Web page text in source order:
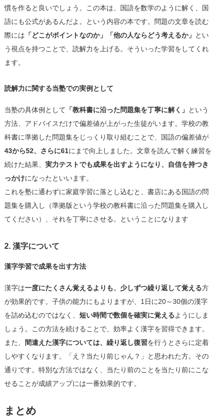
慣を作ると良いでしょう。この本は、国語を数学のように解く、国
語にも公式があるんだよ。という内容の本です。問題の文章を読む
際には 「どこがポイントなのか」「他の人ならどう考えるか」 とい
う視点を持つことで、読解力を上げる。そういった学習をしてくれ
ます。
読解力に関する当塾での実例として
当塾の具体例として 「教科書に沿った問題集を丁寧に解く」 という
方法、アドバイスだけで偏差値が上がった生徒がいます。学校の教
科書に準拠した問題集をじっくり取り組むことで、国語の偏差値が
43から52、さらに61にまで向上しました。文章を読んで解く練習を
続けた結果、 実力テストでも成果を出すようになり、自信を持つき
っかけになったといいます。
これを塾に通わずに家庭学習に落とし込むと、書店にある国語の問
題集を購入し（準拠版という学校の教科書に沿った問題集を購入し
てください）、それを丁寧にさせる。ということになります
2. 漢字について
漢字学習で成果を出す方法
漢字は一度にたくさん覚えるよりも、少しずつ繰り返して覚える方
が効果的です。子供の能力にもよりますが、1日に20～30個の漢字
を詰め込むのではなく、 短い時間で数個を確実に覚えるようにしま
しょう。この方法を続けることで、効率よく漢字を習得できます。
また、
間違えた漢字については、繰り返し復習を行うとさらに定着
しやすくなります。「え？当たり前じゃん？」と思われた方。その
通りです。特別な方法ではなく、当たり前のことを当たり前にこな
せることが成績アップには一番効果的です。
まとめ